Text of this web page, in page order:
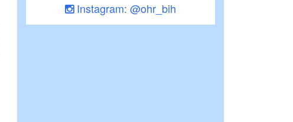
Instagram: @ohr_bih